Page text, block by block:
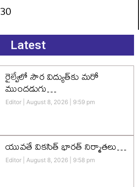
30
Latest
రైల్వేలో సౌర విద్యుత్‌కు మరో
ముందడుగు…
Editor August 8, 2026 9:59 pm
యువతే వికసిత్‌ భారత్‌ నిర్మాతలు…
Editor August 8, 2026 9:58 pm